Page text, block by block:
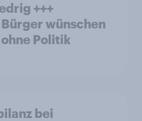
+++
wünschen
Politik
bei